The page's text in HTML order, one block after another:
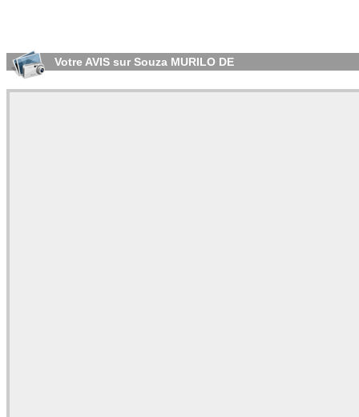
Votre AVIS sur Souza MURILO DE